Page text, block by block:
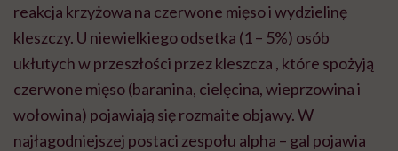
reakcja krzyżowa na czerwone mięso i wydzielinę
kleszczy. U niewielkiego odsetka (1 – 5%) osób
ukłutych w przeszłości przez kleszcza , które spożyją
czerwone mięso (baranina, cielęcina, wieprzowina i
wołowina) pojawiają się rozmaite objawy. W
najłagodniejszej postaci zespołu alpha – gal pojawia